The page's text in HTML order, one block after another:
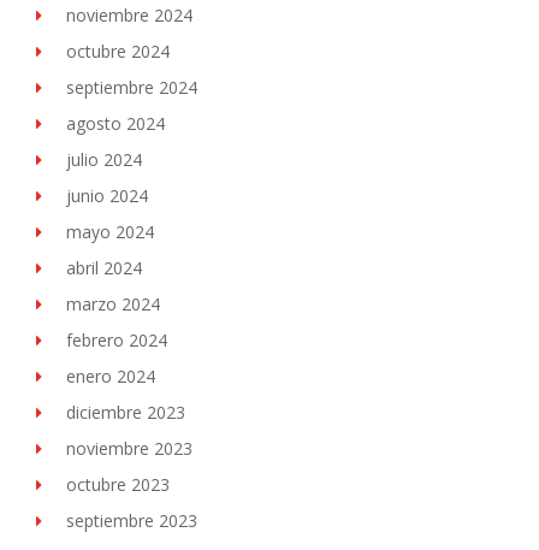
noviembre 2024
octubre 2024
septiembre 2024
agosto 2024
julio 2024
junio 2024
mayo 2024
abril 2024
marzo 2024
febrero 2024
enero 2024
diciembre 2023
noviembre 2023
octubre 2023
septiembre 2023